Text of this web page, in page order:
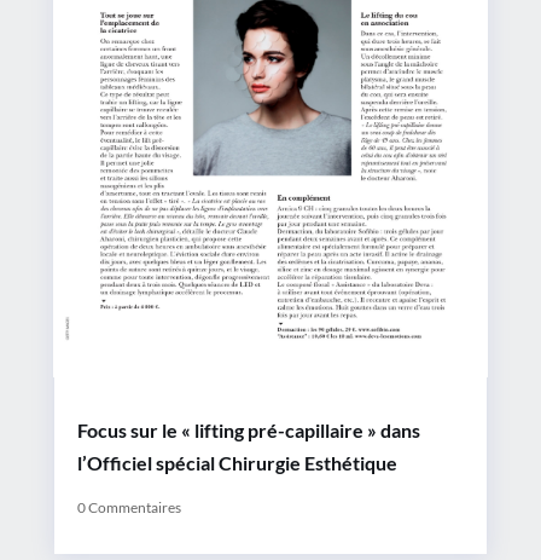
Focus sur le « lifting pré-capillaire » dans
l’Officiel spécial Chirurgie Esthétique
0 Commentaires